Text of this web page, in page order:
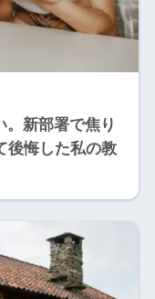
。新部署で焦り
後悔した私の教